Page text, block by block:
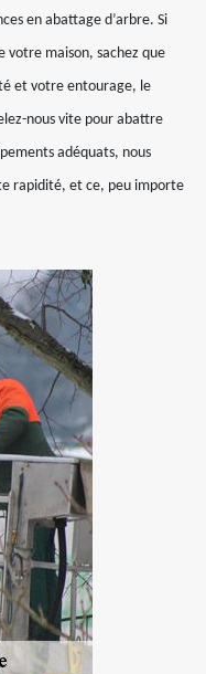
en abattage d’arbre. Si
votre maison, sachez que
et votre entourage, le
nous vite pour abattre
adéquats, nous
rapidité, et ce, peu importe